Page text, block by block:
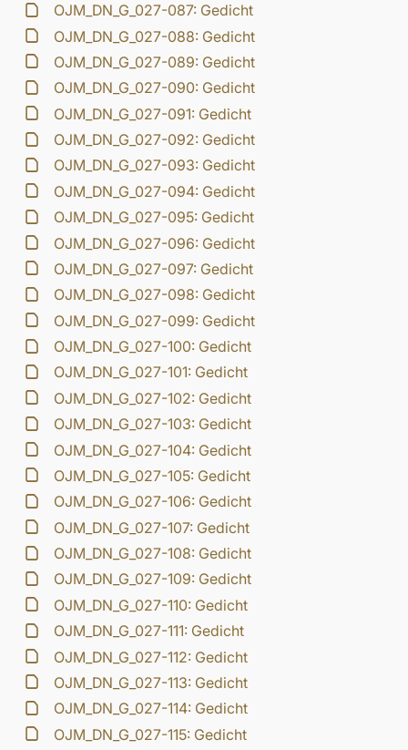
OJM_DN_G_027-087: Gedicht
OJM_DN_G_027-088: Gedicht
OJM_DN_G_027-089: Gedicht
OJM_DN_G_027-090: Gedicht
OJM_DN_G_027-091: Gedicht
OJM_DN_G_027-092: Gedicht
OJM_DN_G_027-093: Gedicht
OJM_DN_G_027-094: Gedicht
OJM_DN_G_027-095: Gedicht
OJM_DN_G_027-096: Gedicht
OJM_DN_G_027-097: Gedicht
OJM_DN_G_027-098: Gedicht
OJM_DN_G_027-099: Gedicht
OJM_DN_G_027-100: Gedicht
OJM_DN_G_027-101: Gedicht
OJM_DN_G_027-102: Gedicht
OJM_DN_G_027-103: Gedicht
OJM_DN_G_027-104: Gedicht
OJM_DN_G_027-105: Gedicht
OJM_DN_G_027-106: Gedicht
OJM_DN_G_027-107: Gedicht
OJM_DN_G_027-108: Gedicht
OJM_DN_G_027-109: Gedicht
OJM_DN_G_027-110: Gedicht
OJM_DN_G_027-111: Gedicht
OJM_DN_G_027-112: Gedicht
OJM_DN_G_027-113: Gedicht
OJM_DN_G_027-114: Gedicht
OJM_DN_G_027-115: Gedicht